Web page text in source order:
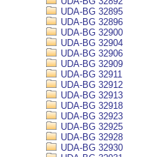
UDA-BG 32895
UDA-BG 32896
UDA-BG 32900
UDA-BG 32904
UDA-BG 32906
UDA-BG 32909
UDA-BG 32911
UDA-BG 32912
UDA-BG 32913
UDA-BG 32918
UDA-BG 32923
UDA-BG 32925
UDA-BG 32928
UDA-BG 32930